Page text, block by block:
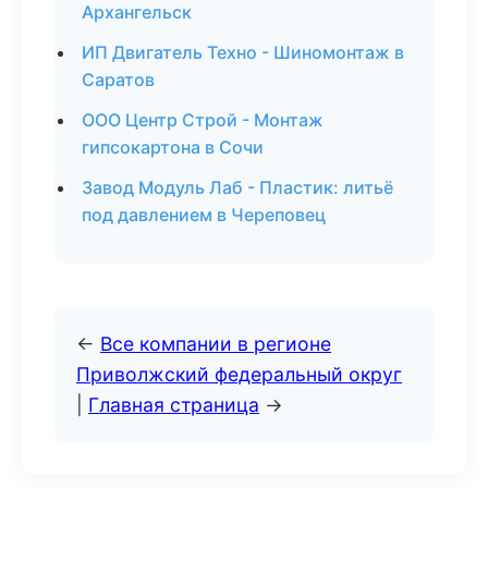
Архангельск
ИП Двигатель Техно - Шиномонтаж в
Саратов
ООО Центр Строй - Монтаж
гипсокартона в Сочи
Завод Модуль Лаб - Пластик: литьё
под давлением в Череповец
← Все компании в регионе
Приволжский федеральный округ
Главная страница →